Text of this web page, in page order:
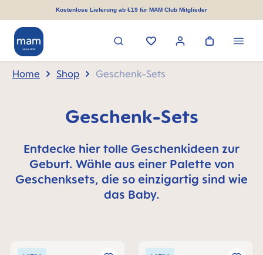
springenKostenlose Lieferung ab €19 für MAM Club Mitglieder
Home Shop Geschenk-Sets
Geschenk-Sets
Entdecke hier tolle Geschenkideen zur
Geburt. Wähle aus einer Palette von
Geschenksets, die so einzigartig sind wie
das Baby.